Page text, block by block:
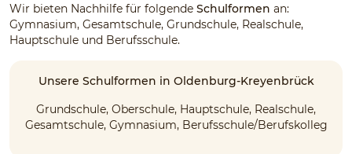
Wir bieten Nachhilfe für folgende Schulformen an:
Gymnasium, Gesamtschule, Grundschule, Realschule,
Hauptschule und Berufsschule.
Unsere Schulformen in Oldenburg-Kreyenbrück
Grundschule, Oberschule, Hauptschule, Realschule,
Gesamtschule, Gymnasium, Berufsschule/Berufskolleg